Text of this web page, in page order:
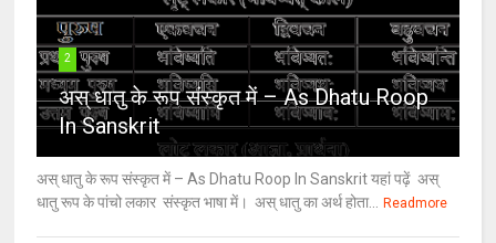
2
अस् धातु के रूप संस्कृत में – As Dhatu Roop
In Sanskrit
अस् धातु के रूप संस्कृत में – As Dhatu Roop In Sanskrit यहां पढ़ें अस्
धातु रूप के पांचो लकार संस्कृत भाषा में। अस् धातु का अर्थ होता... Readmore